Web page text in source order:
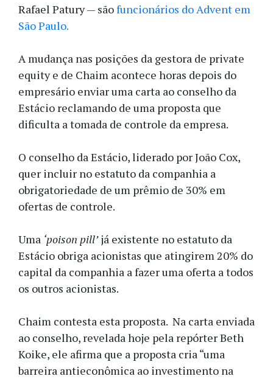
Rafael Patury — sãofuncionários do Advent em
São Paulo.
A mudança nas posições da gestora de private
equity e de Chaim acontece horas depois do
empresário enviar uma carta ao conselho da
Estácio reclamando de uma proposta que
dificulta a tomada de controle da empresa.
O conselho da Estácio, liderado por João Cox,
quer incluir no estatuto da companhia a
obrigatoriedade de um prêmio de 30% em
ofertas de controle.
Uma ‘poison pill’já existente no estatuto da
Estácio obriga acionistas que atingirem 20% do
capital da companhia a fazer uma oferta a todos
os outros acionistas.
Chaim contesta esta proposta. Na carta enviada
ao conselho, revelada hoje pela repórter Beth
Koike, ele afirma que a proposta cria “uma
barreira antieconômica ao investimento na